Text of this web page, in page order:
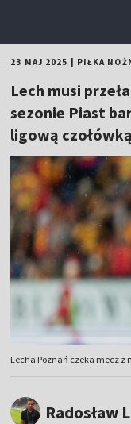
23 MAJ 2025 PIŁKA
Lech musi
sezonie Piast
ligową czołówką
Lecha Poznań czeka mecz
Radosław